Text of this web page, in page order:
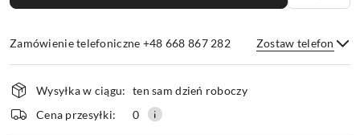
Zamówienie telefoniczne +48 668 867 282 Zostaw telefon
Wyślij
Dostępność
i
dostawa
Wysyłka w ciągu: ten sam dzień roboczy
Cena przesyłki:
0